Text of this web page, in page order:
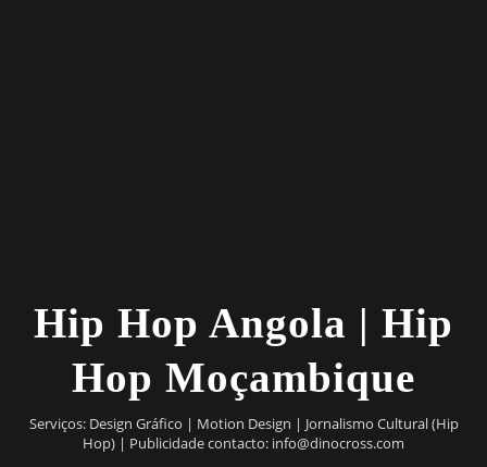
Hip Hop Angola | Hip
Hop Moçambique
Serviços: Design Gráfico | Motion Design | Jornalismo Cultural (Hip
Hop) | Publicidade contacto: info@dinocross.com